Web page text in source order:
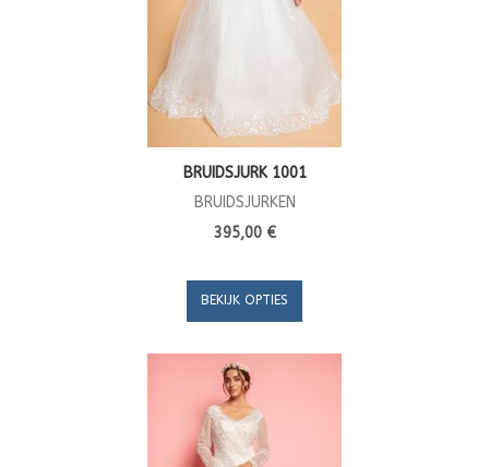
BRUIDSJURK 1001
BRUIDSJURKEN
395,00 €
BEKIJK OPTIES